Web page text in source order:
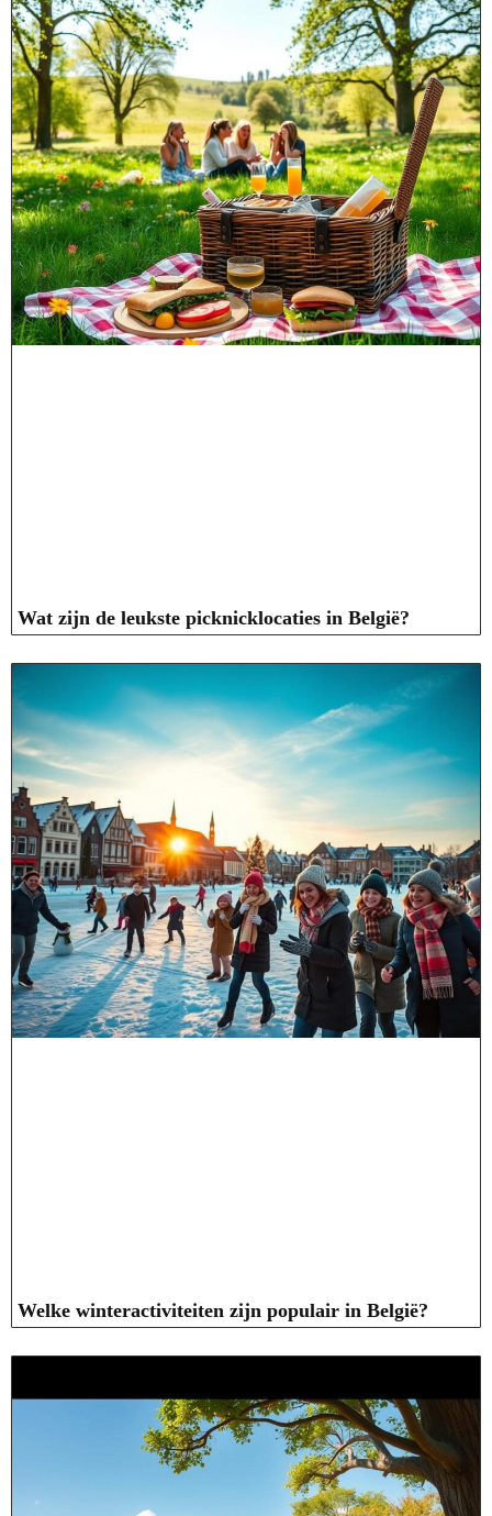
Wat zijn de leukste picknicklocaties in België?
Welke winteractiviteiten zijn populair in België?